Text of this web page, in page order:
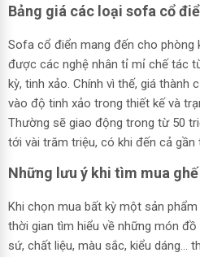
Bảng giá các loại sofa cổ
Sofa cổ điển mang đến cho phòng
được các nghệ nhân tỉ mỉ chế tác
kỳ, tinh xảo. Chính vì thế, giá thành
vào độ tinh xảo trong thiết kế và
Thường sẽ giao động trong từ 50
tới vài trăm triệu, có khi đến cả gần
Những lưu ý khi tìm mua
Khi chọn mua bất kỳ một sản
thời gian tìm hiểu về những món
sứ, chất liệu, màu sắc, kiểu dáng...